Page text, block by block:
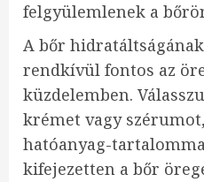
felgyülemlenek a
A bőr
rendkívül fontos az
küzdelemben.
krémet vagy
hatóanyag-
kifejezetten a bőr